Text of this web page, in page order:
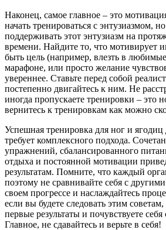
Наконец, самое главное – это
начать тренироваться с энтузиазмом,
поддерживать этот энтузиазм на
времени. Найдите то, что мотивирует
быть цель (например, влезть в
марафоне, или просто желание
увереннее. Ставьте перед собой
постепенно двигайтесь к ним. Не
иногда пропускаете тренировки – это
вернитесь к тренировкам как можно
Успешная тренировка для ног и
требует комплексного подхода.
упражнений, сбалансированного
отдыха и постоянной мотивации
результатам. Помните, что каждый
поэтому не сравнивайте себя с
своем прогрессе и наслаждайтесь
если вы будете следовать этим
первые результаты и почувствуете
Главное, не сдавайтесь и верьте в себя!